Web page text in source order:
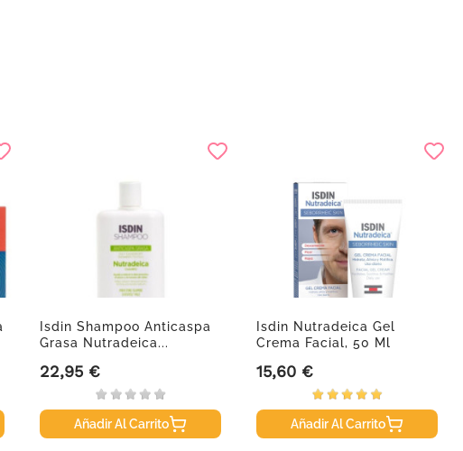
Isdin Shampoo Anticaspa
Grasa Nutradeica...
Precio
22,95 €
Añadir Al Carrito
Isdin Nutradeica Gel
Crema Facial, 50 Ml
Precio
15,60 €
Añadir Al Carrito